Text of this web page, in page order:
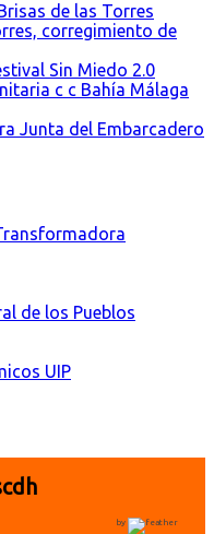
de las Torres
corregimiento de
Sin Miedo 2.0
c c Bahía Málaga
Junta del Embarcadero
de los Pueblos
UIP
by